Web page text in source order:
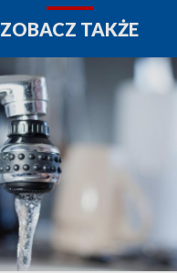
ZOBACZ TAKŻE